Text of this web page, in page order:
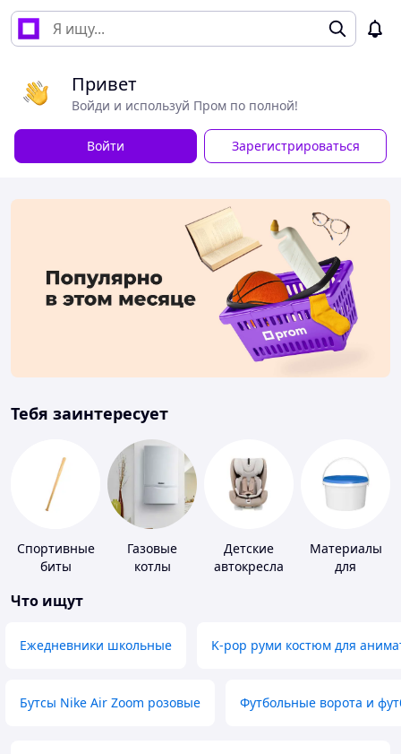
Привет
Войди и используй Пром по полной!
Войти Зарегистрироваться
Тебя заинтересует
Спортивные
биты
Газовые
котлы
Детские
автокресла
Материалы
для
Что ищут
Ежедневники школьные K-pop руми костюм для
Бутсы Nike Air Zoom розовые Футбольные ворота и